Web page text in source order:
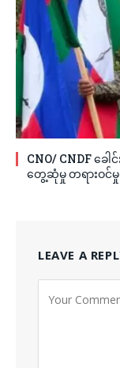
CNO/ CNDF ခေ
တွေ့ဆုံမှု တရားဝင်မှု
LEAVE A